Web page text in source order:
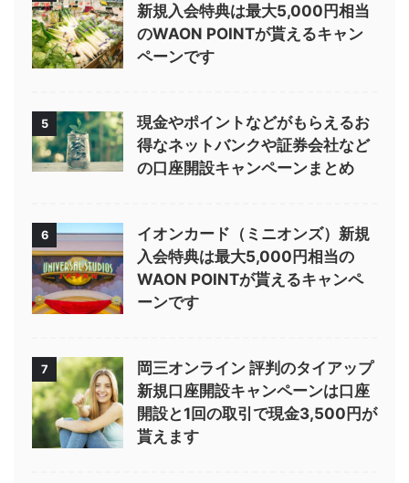
新規入会特典は最大5,000円相当
のWAON POINTが貰えるキャン
ペーンです
5
現金やポイントなどがもらえるお
得なネットバンクや証券会社など
の口座開設キャンペーンまとめ
6
イオンカード（ミニオンズ）新規
入会特典は最大5,000円相当の
WAON POINTが貰えるキャンペ
ーンです
7
岡三オンライン 評判のタイアップ
新規口座開設キャンペーンは口座
開設と1回の取引で現金3,500円が
貰えます